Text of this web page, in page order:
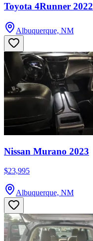
Toyota 4Runner 2022
Albuquerque, NM
Nissan Murano 2023
$23,995
Albuquerque, NM